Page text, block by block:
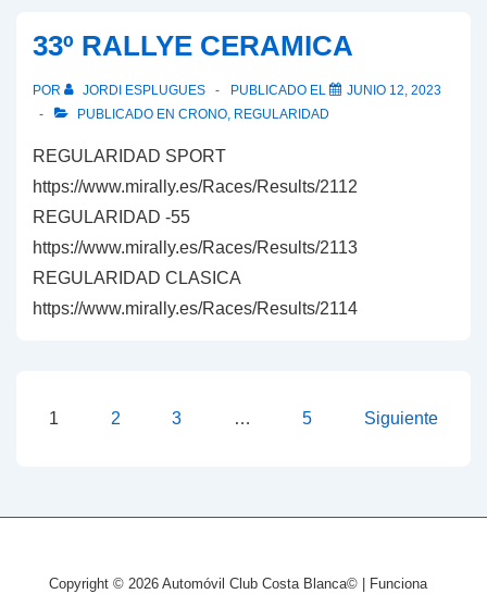
33º RALLYE CERAMICA
POR JORDI ESPLUGUES PUBLICADO EL
JUNIO 12, 2023
PUBLICADO EN CRONO REGULARIDAD
REGULARIDAD SPORT
https://www.mirally.es/Races/Results/2112
REGULARIDAD -55
https://www.mirally.es/Races/Results/2113
REGULARIDAD CLASICA
https://www.mirally.es/Races/Results/2114
Paginación
1 2 3 … 5 Siguiente
Copyright © 2026 Automóvil Club Costa Blanca© | Funciona